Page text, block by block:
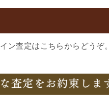
ン査定はこちらからどうぞ。